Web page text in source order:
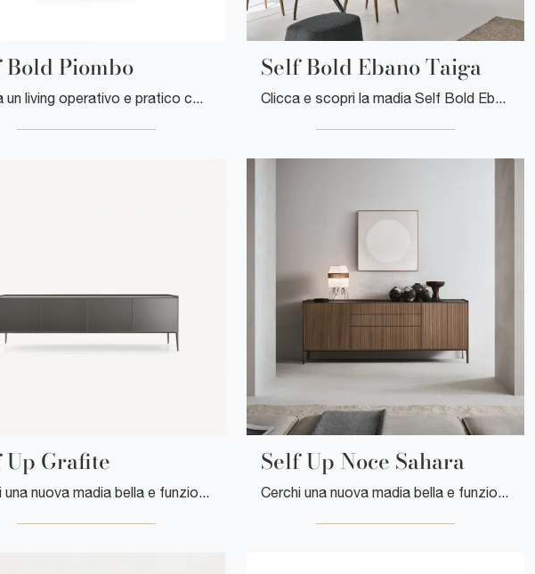
Bold Piombo Self Bold Ebano Taiga
Up Grafite
Cerchi una nuova madia bella e funzionale dalle linee moderne? Ti offriamo il modello Self Up Grafite di Rimadesio, realizzato in vetro.
Self Up Noce Sahara
Cerchi una nuova madia bella e funzionale dalle linee moderne? Ecco a te il modello Self Up Noce Sahara di Rimadesio, realizzato in legno.